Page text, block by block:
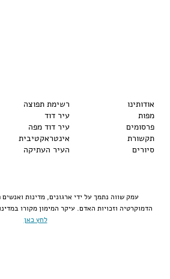
אודותינו
מפות
פרסומים
תקשורת
סיורים
רשימת תפוצה
עיר דוד
עיר דוד מפה
אינטראקטיבית
העיר העתיקה
עמק שווה נתמך על ידי ארגונים, מדינות ואנשים
הדמוקרטיה וזכויות האדם. עיקר המימון מקורו
לחץ כאן